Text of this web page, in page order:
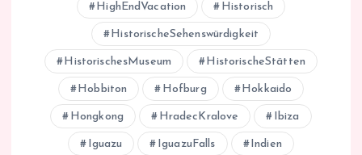
HighEndVacation Historisch
HistorischeSehenswürdigkeit
HistorischesMuseum HistorischeStätten
Hobbiton Hofburg Hokkaido
Hongkong HradecKralove Ibiza
Iguazu IguazuFalls Indien